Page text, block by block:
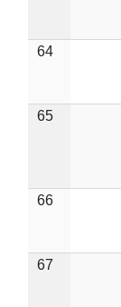
64
65
66
67